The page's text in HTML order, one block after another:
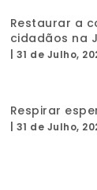
Restaurar a
cidadãos na
31 de Julho,
Respirar
31 de Julho,